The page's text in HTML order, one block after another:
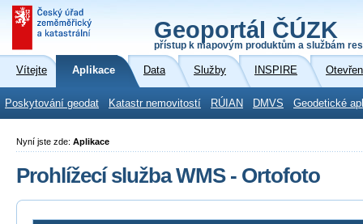
Geoportál ČÚZK
přístup k mapovým produktům a službám
Vítejte Aplikace Data Služby INSPIRE
Poskytování geodat Katastr nemovitostí RÚIAN DMVS Geodetické
Nyní jste zde: Aplikace
Prohlížecí služba WMS - Ortofoto